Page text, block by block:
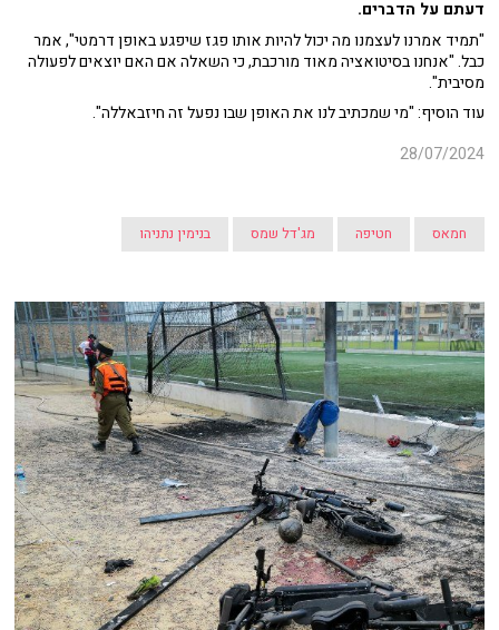
דעתם על הדברים.
"תמיד אמרנו לעצמנו מה יכול להיות אותו פגז שיפגע באופן דרמטי", אמר
כבל. "אנחנו בסיטואציה מאוד מורכבת, כי השאלה אם האם יוצאים לפעולה
מסיבית".
עוד הוסיף: "מי שמכתיב לנו את האופן שבו נפעל זה חיזבאללה".
28/07/2024
חמאס חטיפה מג'דל שמס בנימין נתניהו